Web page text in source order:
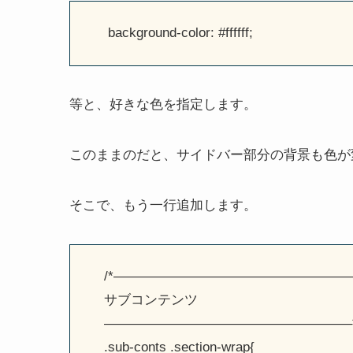
background-color: #ffffff;
等と、好きな色を指定します。
このままのだと、サイドバー部分の背景も色が
そこで、もう一行追加します。
/
サブコンテンツ
.sub-conts .section-wrap{